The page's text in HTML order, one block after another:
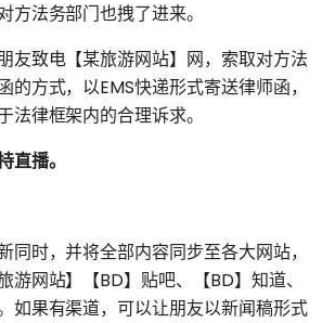
法务部门也拽了进来。
致电【某旅游网站】网，索取对方法
的方式，以EMS快递形式寄送律师函，
法律框架内的合理诉求。
直播。
时，并将全部内容同步至各大网站，
游网站】【BD】贴吧、【BD】知道、
如果有渠道，可以让朋友以新闻稿形式